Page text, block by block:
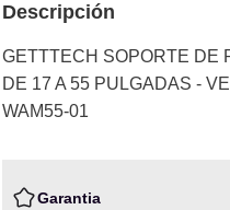
Descripción
GETTTECH SOPORTE DE
DE 17 A 55 PULGADAS -
WAM55-01
Garantia